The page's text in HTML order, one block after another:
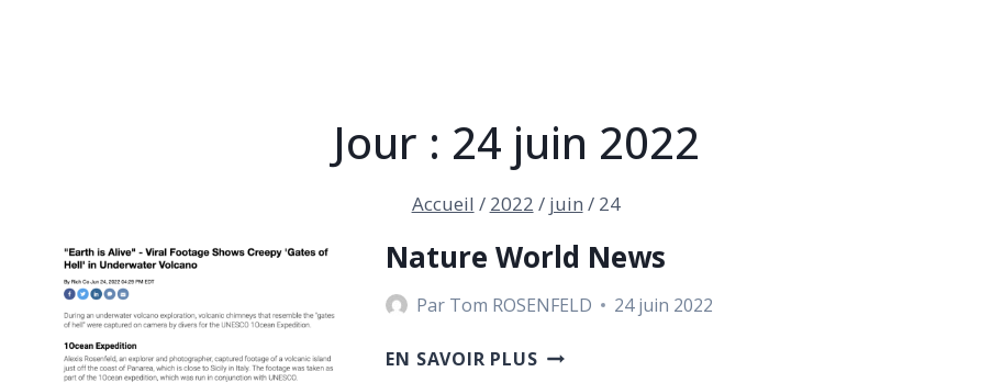
Jour : 24 juin 2022
Accueil / 2022 / juin / 24
Nature World News
Par Tom ROSENFELD 24 juin 2022
EN SAVOIR PLUS NATURE